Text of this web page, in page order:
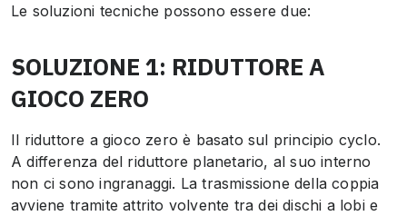
Le soluzioni tecniche possono essere due:
SOLUZIONE 1: RIDUTTORE A
GIOCO ZERO
Il riduttore a gioco zero è basato sul principio cyclo.
A differenza del riduttore planetario, al suo interno
non ci sono ingranaggi. La trasmissione della coppia
avviene tramite attrito volvente tra dei dischi a lobi e